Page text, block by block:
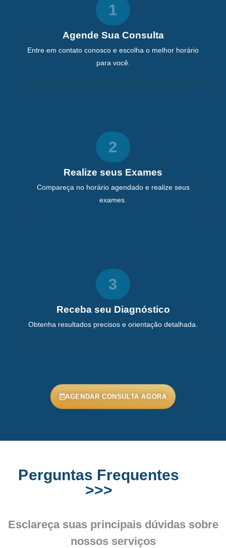
1
Agende Sua Consulta
Entre em contato conosco e escolha o melhor horário
para você.
2
Realize seus Exames
Compareça no horário agendado e realize seus
exames.
3
Receba seu Diagnóstico
Obtenha resultados precisos e orientação detalhada.
AGENDAR CONSULTA AGORA
Perguntas Frequentes
>>>
Esclareça suas principais dúvidas sobre
nossos serviços